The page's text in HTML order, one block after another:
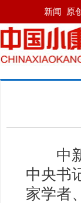
中新
中央书
家学者